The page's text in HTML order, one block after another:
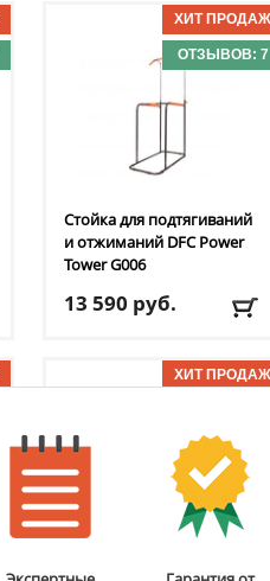
ОТЗЫВОВ: 7
Стойка для подтягиваний
и отжиманий DFCPower
Tower G006
13 590 руб.
БЕСПЛАТНО,
2-3 дня
Валик для массажного